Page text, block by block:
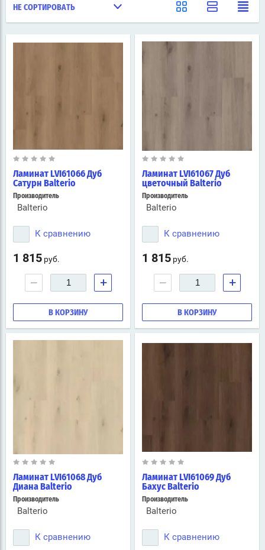
НЕ СОРТИРОВАТЬ
Ламинат LVI61066 Дуб
Сатурн Balterio
Производитель
Balterio
К сравнению
1 815 руб.
− +
В КОРЗИНУ
Ламинат LVI61067 Дуб
цветочный Balterio
Производитель
Balterio
К сравнению
1 815 руб.
− +
В КОРЗИНУ
Ламинат LVI61068 Дуб
Диана Balterio
Производитель
Balterio
К сравнению
Ламинат LVI61069 Дуб
Бахус Balterio
Производитель
Balterio
К сравнению